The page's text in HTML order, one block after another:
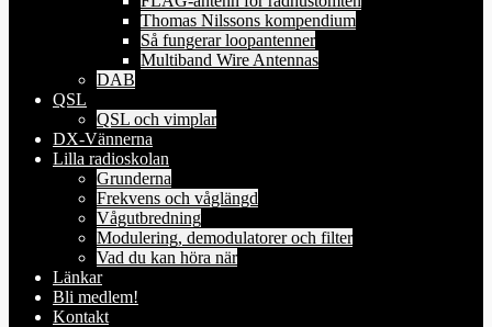
Thomas Nilssons kompendium
Så fungerar loopantenner
Multiband Wire Antennas
DAB
QSL
QSL och vimplar
DX-Vännerna
Lilla radioskolan
Grunderna
Frekvens och våglängd
Vågutbredning
Modulering, demodulatorer och filter
Vad du kan höra när
Länkar
Bli medlem!
Kontakt